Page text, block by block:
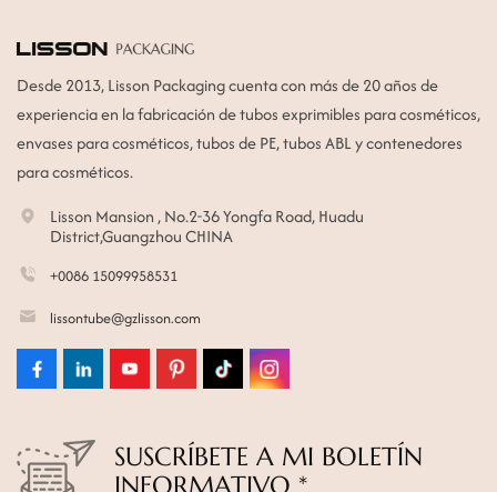
Desde 2013, Lisson Packaging cuenta con más de 20 años de
experiencia en la fabricación de tubos exprimibles para cosméticos,
envases para cosméticos, tubos de PE, tubos ABL y contenedores
para cosméticos.
Lisson Mansion , No.2-36 Yongfa Road, Huadu
District,Guangzhou CHINA
+0086 15099958531
lissontube@gzlisson.com
SUSCRÍBETE A MI BOLETÍN
INFORMATIVO *